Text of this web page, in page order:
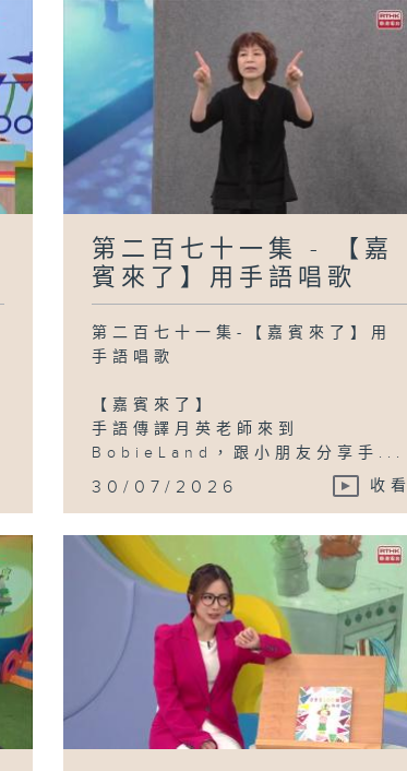
第二百七十一集 - 【嘉
賓來了】用手語唱歌
第二百七十一集-【嘉賓來了】用
手語唱歌
【嘉賓來了】
手語傳譯月英老師來到
BobieLand，跟小朋友分享手...
30/07/2026 收看